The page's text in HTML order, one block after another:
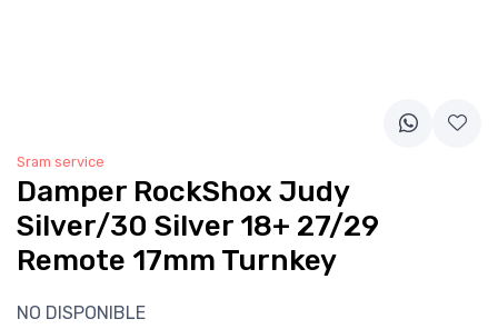
Sram service
Damper RockShox Judy
Silver/30 Silver 18+ 27/29
Remote 17mm Turnkey
NO DISPONIBLE